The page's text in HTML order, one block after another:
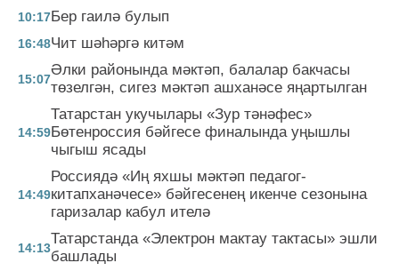
10:17Бер гаилә булып
16:48Чит шәһәргә китәм
15:07
Әлки районында мәктәп, балалар бакчасы
төзелгән, сигез мәктәп ашханәсе яңартылган
14:59
Татарстан укучылары «Зур тәнәфес»
Бөтенроссия бәйгесе финалында уңышлы
чыгыш ясады
14:49
Россиядә «Иң яхшы мәктәп педагог-
китапханәчесе» бәйгесенең икенче сезонына
гаризалар кабул ителә
14:13
Татарстанда «Электрон мактау тактасы» эшли
башлады